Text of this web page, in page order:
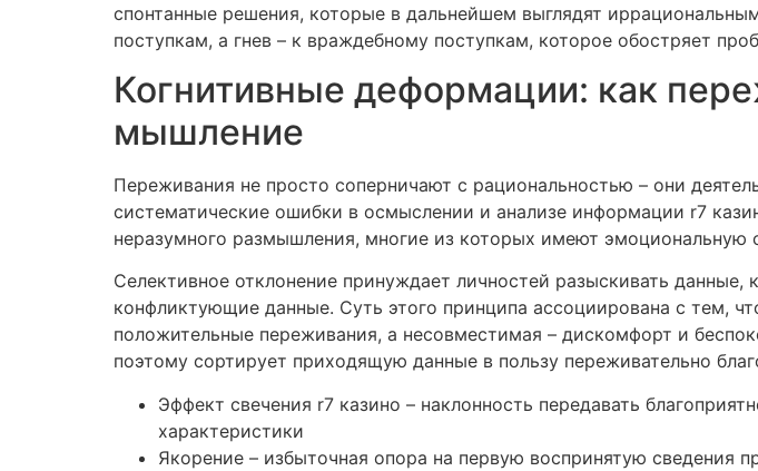
спонтанные решения, которые в дальнейшем выглядят
поступкам, а гнев – к враждебному поступкам, которое обостряет
Когнитивные деформации: как
мышление
Переживания не просто соперничают с рациональностью – они
систематические ошибки в осмыслении и анализе информации r7
неразумного размышления, многие из которых имеют эмоциональную
Селективное отклонение принуждает личностей разыскивать
конфликтующие данные. Суть этого принципа ассоциирована с тем,
положительные переживания, а несовместимая – дискомфорт и
поэтому сортирует приходящую данные в пользу переживательно
Эффект свечения r7 казино – наклонность передавать
характеристики
Якорение – избыточная опора на первую воспринятую сведения